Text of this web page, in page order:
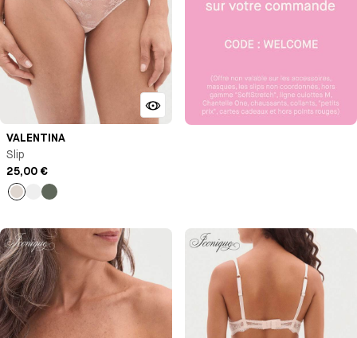
VALENTINA
Slip
25,00 €